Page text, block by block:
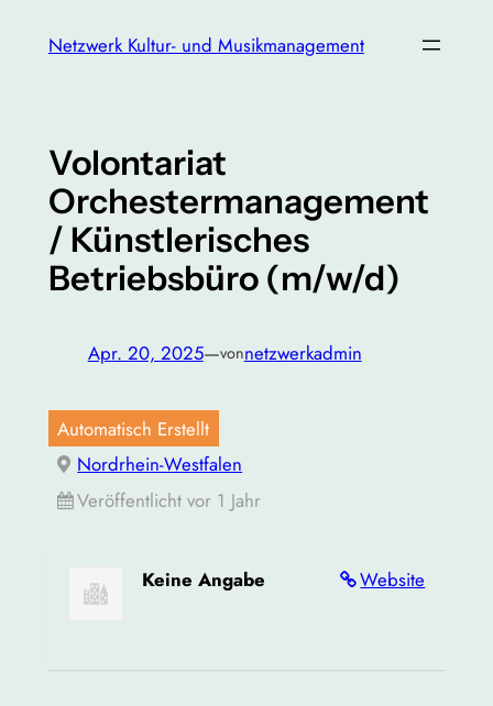
InhaltNetzwerk Kultur- und Musikmanagement
Volontariat
Orchestermanagement
/ Künstlerisches
Betriebsbüro (m/w/d)
Apr. 20, 2025—vonnetzwerkadmin
Automatisch Erstellt
Nordrhein-Westfalen
Veröffentlicht vor 1 Jahr
Website
Keine Angabe